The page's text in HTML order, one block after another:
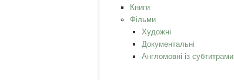
Книги
Фільми
Художні
Документальні
Англомовні із субтитрами